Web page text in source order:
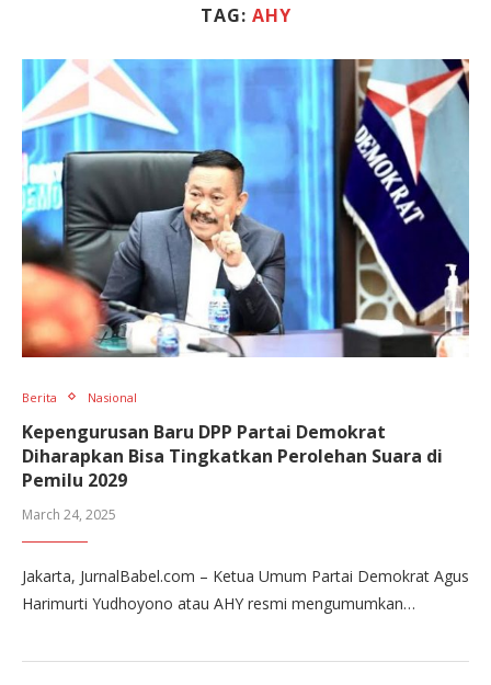
TAG: AHY
Berita Nasional
Kepengurusan Baru DPP Partai Demokrat
Diharapkan Bisa Tingkatkan Perolehan Suara di
Pemilu 2029
March 24, 2025
Jakarta, JurnalBabel.com – Ketua Umum Partai Demokrat Agus
Harimurti Yudhoyono atau AHY resmi mengumumkan…